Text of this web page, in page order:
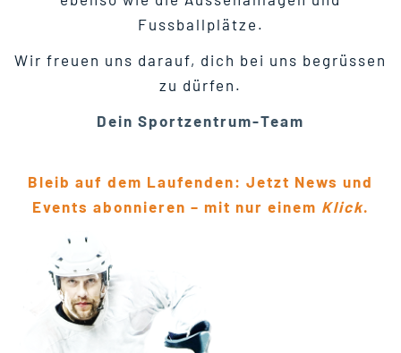
Fussballplätze.
Wir freuen uns darauf, dich bei uns begrüssen
zu dürfen.
Dein Sportzentrum-Team
Bleib auf dem Laufenden: Jetzt News und
Events abonnieren – mit nur einem Klick.